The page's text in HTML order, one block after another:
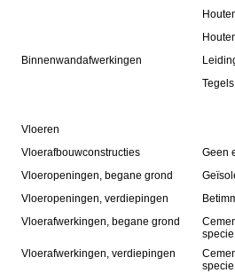
Binnenwandafwerkingen
Vloeren
Vloerafbouwconstructies
Geen
Vloeropeningen, begane grond
Vloeropeningen, verdiepingen
Vloerafwerkingen, begane grond
specie
Vloerafwerkingen, verdiepingen
specie